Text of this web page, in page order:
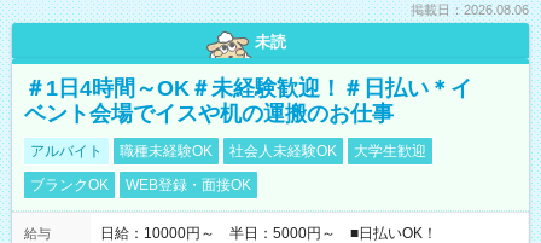
掲載日：2026.08.06
未読
＃1日4時間～OK＃未経験歓迎！＃日払い＊イ
ベント会場でイスや机の運搬のお仕事
アルバイト 職種未経験OK 社会人未経験OK
大学生歓迎
ブランクOK
WEB登録・面接OK
給与
日給：10000円～ 半日：5000円～ ■日払いOK！